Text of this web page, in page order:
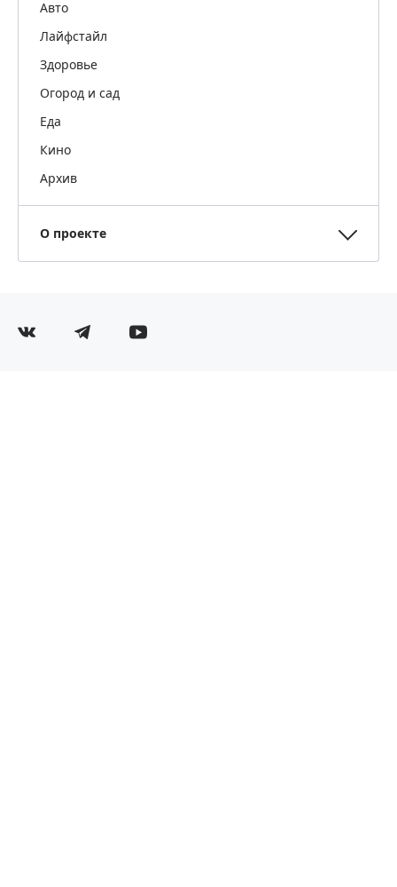
Авто
Лайфстайл
Здоровье
Огород и сад
Еда
Кино
Архив
О проекте